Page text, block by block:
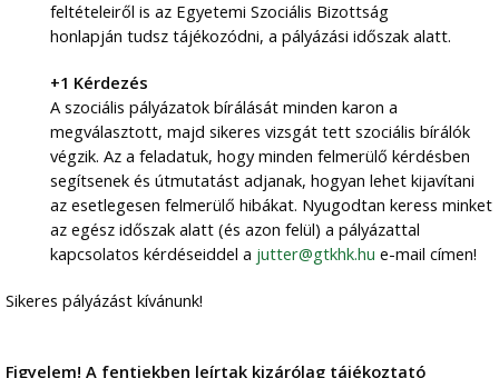
feltételeiről is az Egyetemi Szociális Bizottság
honlapján tudsz tájékozódni, a pályázási időszak alatt.
+1 Kérdezés
A szociális pályázatok bírálását minden karon a
megválasztott, majd sikeres vizsgát tett szociális bírálók
végzik. Az a feladatuk, hogy minden felmerülő kérdésben
segítsenek és útmutatást adjanak, hogyan lehet kijavítani
az esetlegesen felmerülő hibákat. Nyugodtan keress minket
az egész időszak alatt (és azon felül) a pályázattal
kapcsolatos kérdéseiddel a jutter@gtkhk.hu e-mail címen!
Sikeres pályázást kívánunk!
Figyelem! A fentiekben leírtak kizárólag tájékoztató